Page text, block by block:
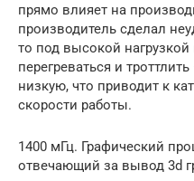
прямо влияет на
производитель сделал
то под высокой
перегреваться и
низкую, что приводит к
скорости работы.
1400 мГц. Графический
отвечающий за вывод 3d